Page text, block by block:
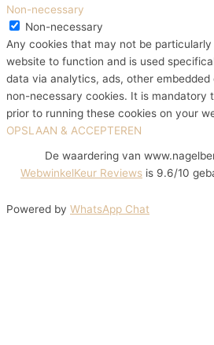
Non-necessary
Non-necessary
Any cookies that may not be
website to function and is used
data via analytics, ads, other
non-necessary cookies. It is mandatory
prior to running these cookies on your
OPSLAAN & ACCEPTEREN
De waardering van
WebwinkelKeur Reviews is 9.6/10
Powered by WhatsApp Chat